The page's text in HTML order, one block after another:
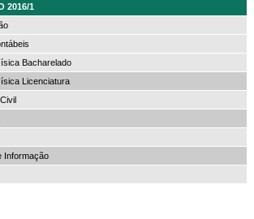
2016/1
Bacharelado
Licenciatura
Informação